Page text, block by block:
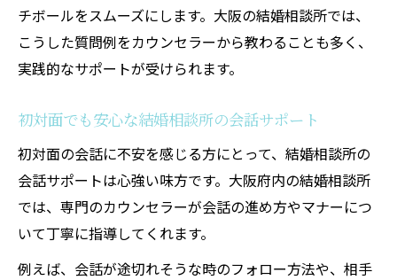
チボールをスムーズにします。大阪の結婚相談所では、
こうした質問例をカウンセラーから教わることも多く、
実践的なサポートが受けられます。
初対面でも安心な結婚相談所の会話サポート
初対面の会話に不安を感じる方にとって、結婚相談所の
会話サポートは心強い味方です。大阪府内の結婚相談所
では、専門のカウンセラーが会話の進め方やマナーにつ
いて丁寧に指導してくれます。
例えば、会話が途切れそうな時のフォロー方法や、相手